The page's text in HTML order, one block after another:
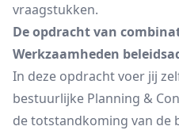
vraagstukken.
De opdracht van
Werkzaamheden
In deze opdracht voer jij
bestuurlijke Planning &
de totstandkoming van